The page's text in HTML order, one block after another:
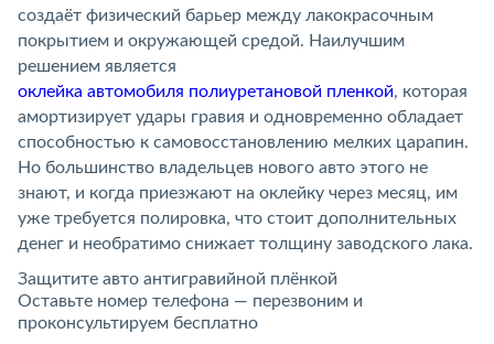
создаёт физический барьер между лакокрасочным
покрытием и окружающей средой. Наилучшим
решением является
оклейка автомобиля полиуретановой пленкой, которая
амортизирует удары гравия и одновременно обладает
способностью к самовосстановлению мелких царапин.
Но большинство владельцев нового авто этого не
знают, и когда приезжают на оклейку через месяц, им
уже требуется полировка, что стоит дополнительных
денег и необратимо снижает толщину заводского лака.
Защитите авто антигравийной плёнкой
Оставьте номер телефона — перезвоним и
проконсультируем бесплатно